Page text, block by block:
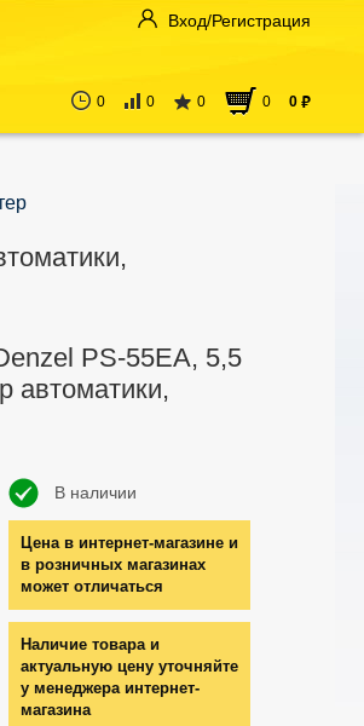
Вход/Регистрация
0 0 0 0 0 руб
PS-55EA, 5,5
автоматики,
В наличии
Цена в интернет-магазине и
в розничных магазинах
может отличаться
Наличие товара и
актуальную цену уточняйте
у менеджера интернет-
магазина